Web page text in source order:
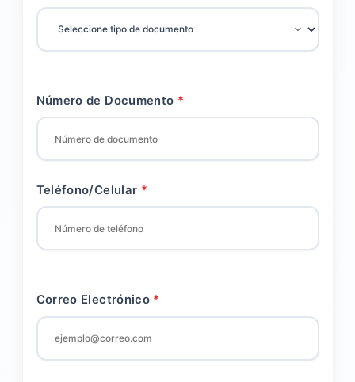
Número de Documento
Teléfono/Celular
Correo Electrónico